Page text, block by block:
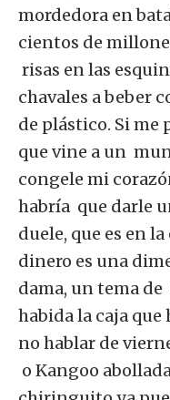
mordedora en
cientos de
risas en las
chavales a beber
de plástico. Si
que vine a un
congele mi
habría que darle
duele, que es en
dinero es una
dama, un tema
habida la caja que
no hablar de
o Kangoo